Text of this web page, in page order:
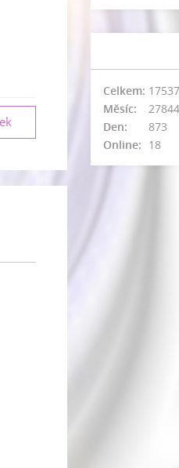
Online: 18
Celkem:
Měsíc:
27844
Den:
873